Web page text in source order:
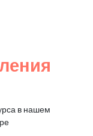
в нашем